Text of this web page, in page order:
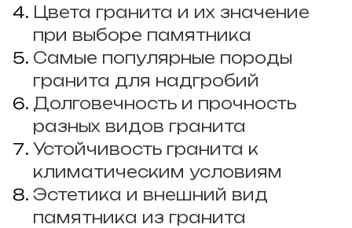
Цвета гранита и их значение
при выборе памятника
Самые популярные породы
гранита для надгробий
Долговечность и прочность
разных видов гранита
Устойчивость гранита к
климатическим условиям
Эстетика и внешний вид
памятника из гранита